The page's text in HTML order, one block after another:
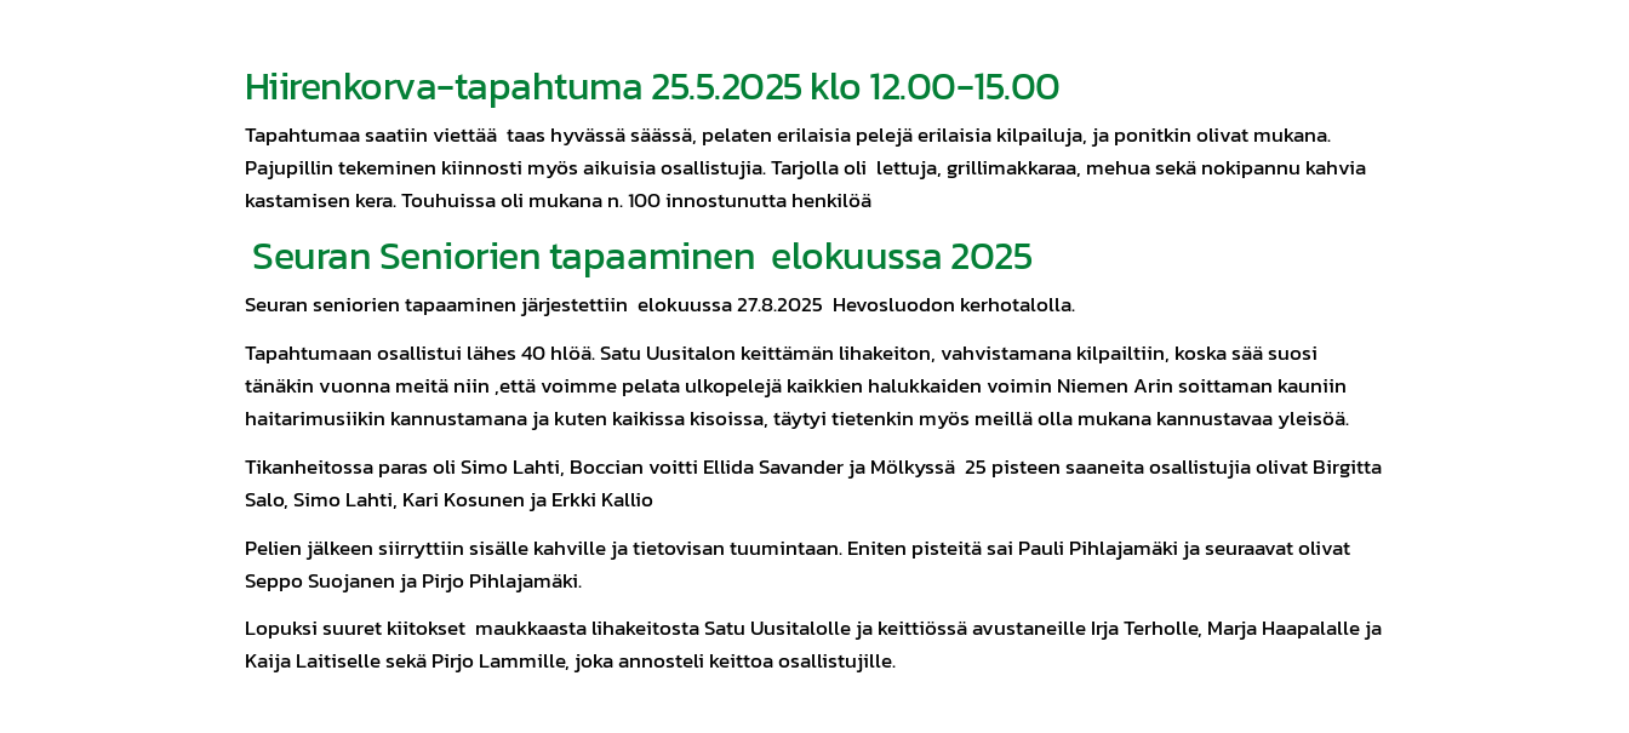
Hiirenkorva-tapahtuma 25.5.2025 klo 12.00-15.00
Tapahtumaa saatiin viettää taas hyvässä säässä, pelaten erilaisia pelejä erilaisia kilpailuja, ja ponitkin olivat mukana.
Pajupillin tekeminen kiinnosti myös aikuisia osallistujia. Tarjolla oli lettuja, grillimakkaraa, mehua sekä nokipannu kahvia
kastamisen kera. Touhuissa oli mukana n. 100 innostunutta henkilöä
Seuran Seniorien tapaaminen elokuussa 2025
Seuran seniorien tapaaminen järjestettiin elokuussa 27.8.2025 Hevosluodon kerhotalolla.
Tapahtumaan osallistui lähes 40 hlöä. Satu Uusitalon keittämän lihakeiton, vahvistamana kilpailtiin, koska sää suosi
tänäkin vuonna meitä niin ,että voimme pelata ulkopelejä kaikkien halukkaiden voimin Niemen Arin soittaman kauniin
haitarimusiikin kannustamana ja kuten kaikissa kisoissa, täytyi tietenkin myös meillä olla mukana kannustavaa yleisöä.
Tikanheitossa paras oli Simo Lahti, Boccian voitti Ellida Savander ja Mölkyssä 25 pisteen saaneita osallistujia olivat Birgitta
Salo, Simo Lahti, Kari Kosunen ja Erkki Kallio
Pelien jälkeen siirryttiin sisälle kahville ja tietovisan tuumintaan. Eniten pisteitä sai Pauli Pihlajamäki ja seuraavat olivat
Seppo Suojanen ja Pirjo Pihlajamäki.
Lopuksi suuret kiitokset maukkaasta lihakeitosta Satu Uusitalolle ja keittiössä avustaneille Irja Terholle, Marja Haapalalle ja
Kaija Laitiselle sekä Pirjo Lammille, joka annosteli keittoa osallistujille.